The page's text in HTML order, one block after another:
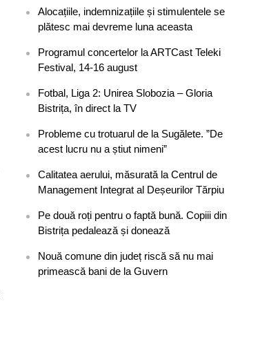
Alocațiile, indemnizațiile și stimulentele se
plătesc mai devreme luna aceasta
Programul concertelor la ARTCast Teleki
Festival, 14-16 august
Fotbal, Liga 2: Unirea Slobozia – Gloria
Bistrița, în direct la TV
Probleme cu trotuarul de la Sugălete. ”De
acest lucru nu a știut nimeni”
Calitatea aerului, măsurată la Centrul de
Management Integrat al Deșeurilor Tărpiu
Pe două roți pentru o faptă bună. Copiii din
Bistrița pedalează și donează
Nouă comune din județ riscă să nu mai
primească bani de la Guvern